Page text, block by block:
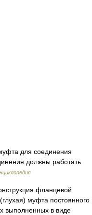
для соединения
должны работать
фланцевой
муфта постоянного
выполненных в виде